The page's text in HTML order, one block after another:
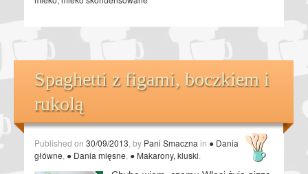
Spaghetti z figami, boczkiem i
rukolą
Published on 30/09/2013 , by Pani Smaczna in ● Dania
główne ● Dania mięsne ● Makarony, kluski